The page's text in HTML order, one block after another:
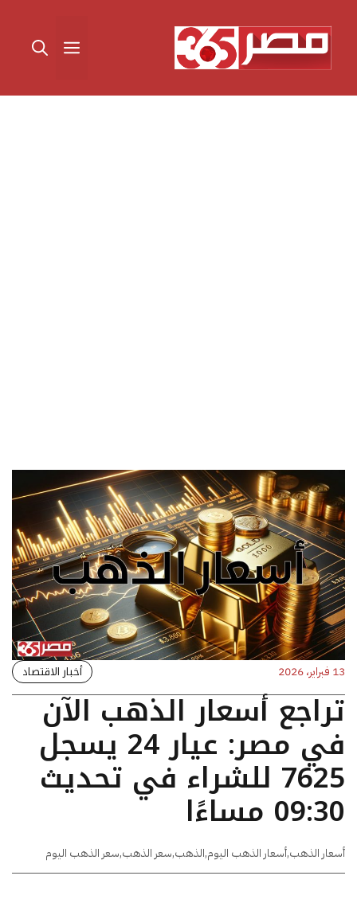
المحتوى القائمة
13 فبراير، 2026 أخبار الاقتصاد
تراجع أسعار الذهب الآن
في مصر: عيار 24 يسجل
7625 للشراء في تحديث
09:30 مساءًا
أسعار الذهب,أسعار الذهب اليوم,الذهب,سعر الذهب,سعر الذهب اليوم